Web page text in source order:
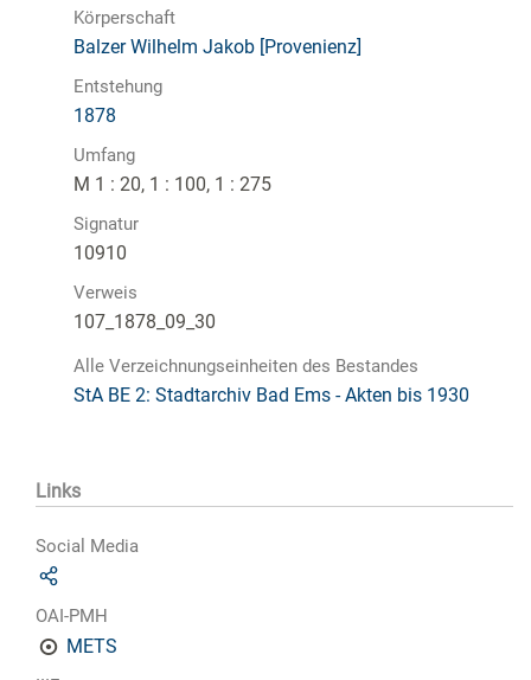
Körperschaft
Balzer Wilhelm Jakob [Provenienz]
Entstehung
1878
Umfang
M 1 : 20, 1 : 100, 1 : 275
Signatur
10910
Verweis
107_1878_09_30
Alle Verzeichnungseinheiten des Bestandes
StA BE 2: Stadtarchiv Bad Ems - Akten bis 1930
Links
Social Media
OAI-PMH
METS